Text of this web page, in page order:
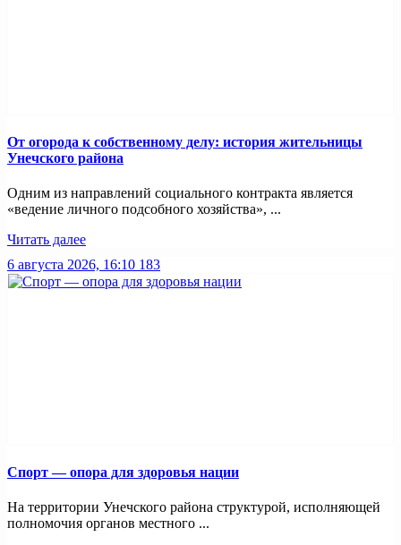
От огорода к собственному делу: история жительницы
Унечского района
Одним из направлений социального контракта является
«ведение личного подсобного хозяйства», ...
Читать далее
6 августа 2026, 16:10 183
Спорт — опора для здоровья нации
На территории Унечского района структурой, исполняющей
полномочия органов местного ...